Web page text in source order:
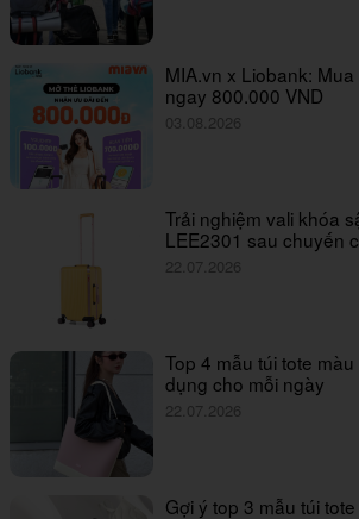
MIA.vn x Liobank:
ngay 800.000 VND
03.08.2026
Trải nghiệm vali khóa
LEE2301 sau chuyến
22.07.2026
Top 4 mẫu túi tote
dụng cho mỗi ngày
22.07.2026
Gợi ý top 3 mẫu túi